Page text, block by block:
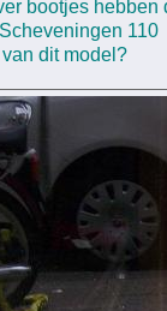
bootjes
dit model?